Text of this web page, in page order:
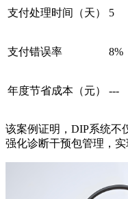
支付处理时间（天） 5
支付错误率 8%
年度节省成本（元） ---
该案例证明，DIP系统不
强化诊断干预包管理，实